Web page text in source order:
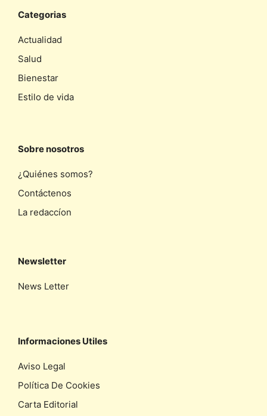
Categorias
Actualidad
Salud
Bienestar
Estilo de vida
Sobre nosotros
¿Quiénes somos?
Contáctenos
La redaccíon
Newsletter
News Letter
Informaciones Utiles
Aviso Legal
Política De Cookies
Carta Editorial